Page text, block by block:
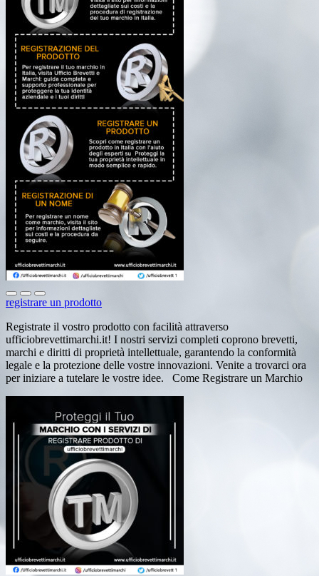
registrare un prodotto
Registrate il vostro prodotto con facilità attraverso
ufficiobrevettimarchi.it! I nostri servizi completi coprono brevetti,
marchi e diritti di proprietà intellettuale, garantendo la conformità
legale e la protezione delle vostre innovazioni. Venite a trovarci ora
per iniziare a tutelare le vostre idee. Come Registrare un Marchio